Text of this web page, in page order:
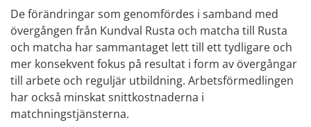
De förändringar som genomfördes i samband med
övergången från Kundval Rusta och matcha till Rusta
och matcha har sammantaget lett till ett tydligare och
mer konsekvent fokus på resultat i form av övergångar
till arbete och reguljär utbildning. Arbetsförmedlingen
har också minskat snittkostnaderna i
matchningstjänsterna.